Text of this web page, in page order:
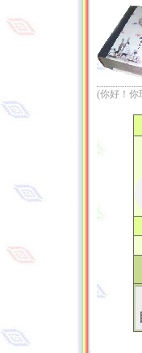
(你好！你